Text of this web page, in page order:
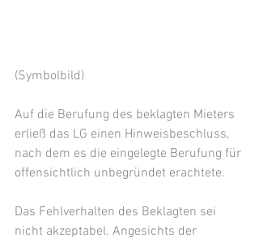
(Symbolbild)
Auf die Berufung des beklagten Mieters
erließ das LG einen Hinweisbeschluss,
nach dem es die eingelegte Berufung für
offensichtlich unbegründet erachtete.
Das Fehlverhalten des Beklagten sei
nicht akzeptabel. Angesichts der